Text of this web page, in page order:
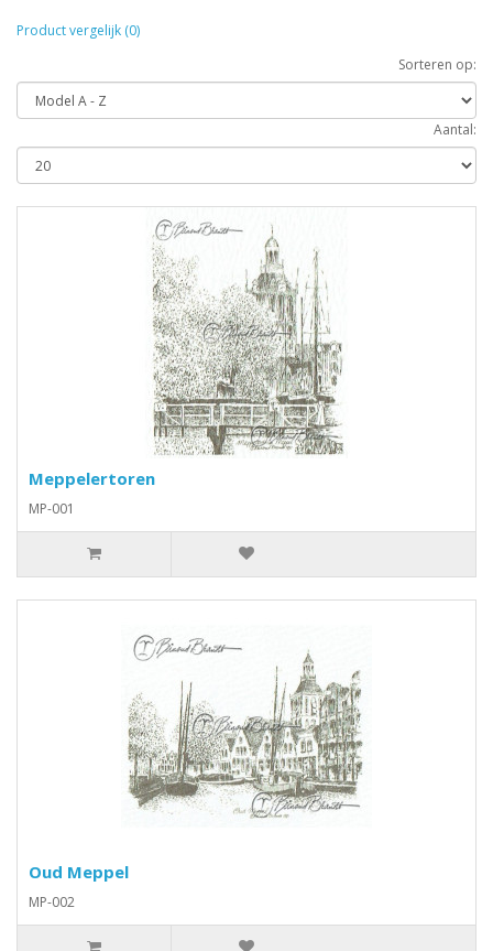
Product vergelijk (0)
Sorteren op:
Aantal:
Meppelertoren
MP-001
Oud Meppel
MP-002